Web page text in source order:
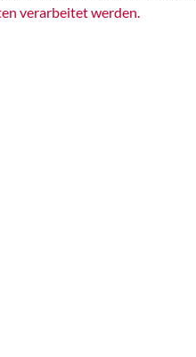
verarbeitet werden.